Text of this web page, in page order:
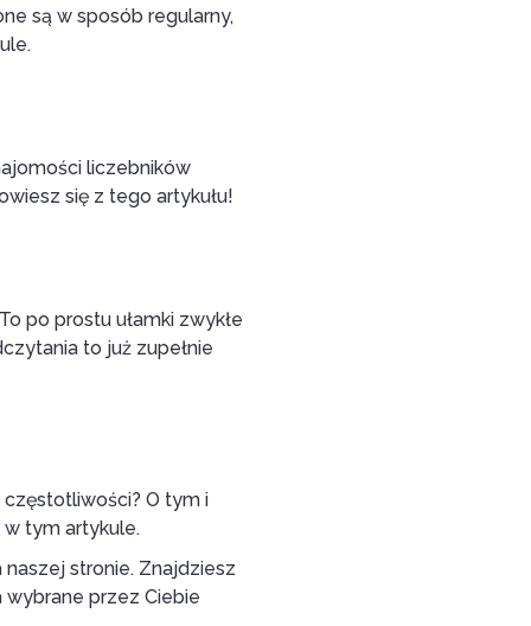
są w sposób regularny,
liczebników
się z tego artykułu!
po prostu ułamki zwykłe
to już zupełnie
O tym i
tym artykule.
stronie. Znajdziesz
przez Ciebie